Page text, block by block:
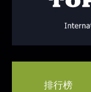
排行榜